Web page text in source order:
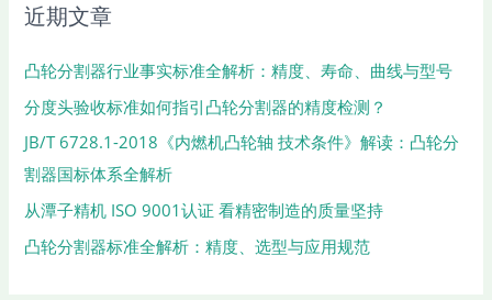
近期文章
凸轮分割器行业事实标准全解析：精度、寿命、曲线与型号
分度头验收标准如何指引凸轮分割器的精度检测？
JB/T 6728.1-2018《内燃机凸轮轴 技术条件》解读：凸轮分
割器国标体系全解析
从潭子精机 ISO 9001认证 看精密制造的质量坚持
凸轮分割器标准全解析：精度、选型与应用规范